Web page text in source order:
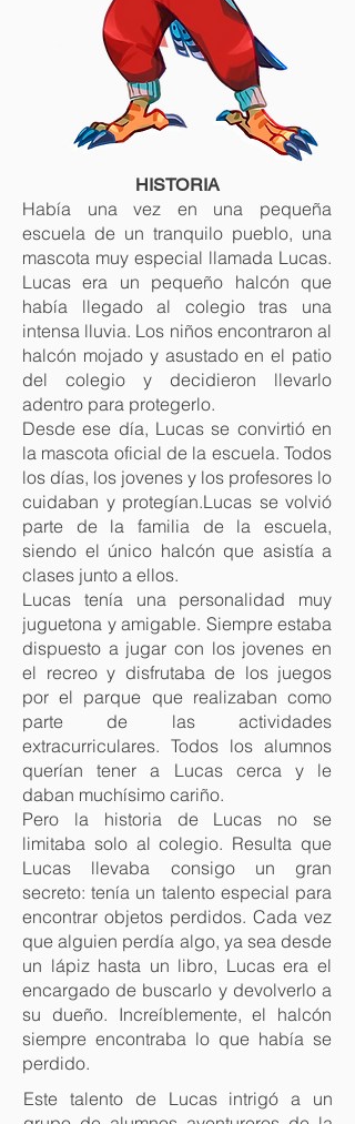
HISTORIA
Había una vez en una pequeña
escuela de un tranquilo pueblo, una
mascota muy especial llamada Lucas.
Lucas era un pequeño halcón que
había llegado al colegio tras una
intensa lluvia. Los niños encontraron al
halcón mojado y asustado en el patio
del colegio y decidieron llevarlo
adentro para protegerlo.
Desde ese día, Lucas se convirtió en
la mascota oficial de la escuela. Todos
los días, los jovenes y los profesores lo
cuidaban y protegían.Lucas se volvió
parte de la familia de la escuela,
siendo el único halcón que asistía a
clases junto a ellos.
Lucas tenía una personalidad muy
juguetona y amigable. Siempre estaba
dispuesto a jugar con los jovenes en
el recreo y disfrutaba de los juegos
por el parque que realizaban como
parte de las actividades
extracurriculares. Todos los alumnos
querían tener a Lucas cerca y le
daban muchísimo cariño.
Pero la historia de Lucas no se
limitaba solo al colegio. Resulta que
Lucas llevaba consigo un gran
secreto: tenía un talento especial para
encontrar objetos perdidos. Cada vez
que alguien perdía algo, ya sea desde
un lápiz hasta un libro, Lucas era el
encargado de buscarlo y devolverlo a
su dueño. Increíblemente, el halcón
siempre encontraba lo que había se
perdido.
Este talento de Lucas intrigó a un